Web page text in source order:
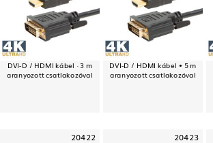
DVI-D / HDMI kábel · 3 m
aranyozott csatlakozóval
DVI-D / HDMI kábel • 5 m
aranyozott csatlakozóval
20422 20423